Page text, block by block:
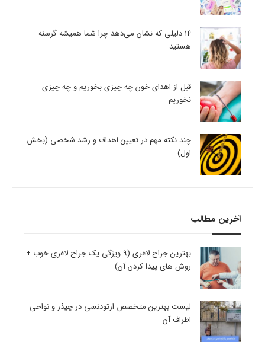
14 دلیلی که نشان می‌دهد چرا شما همیشه گرسنه
هستید
قبل از اهدای خون چه چیزی بخوریم و چه چیزی
نخوریم
چند نکته مهم در تعیین اهداف و رشد شخصی (بخش
اول)
آخرین مطالب
بهترین جراح لاغری (9 ویژگی یک جراح لاغری خوب +
روش های پیدا کردن آن)
لیست بهترین متخصص ارتودنسی در چیذر و نواحی
اطراف آن